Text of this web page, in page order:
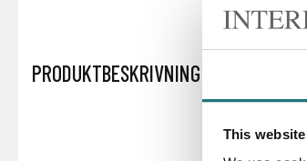
This
PRODUKTBESKRIVNING